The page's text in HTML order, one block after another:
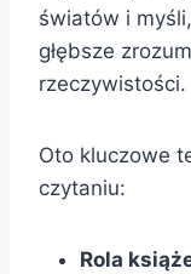
światów i
głębsze
rzeczywistości.
Oto kluczowe
czytaniu:
Rola